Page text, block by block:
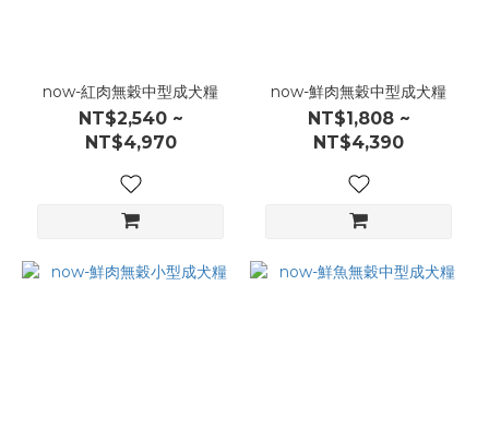
now-紅肉無穀中型成犬糧
NT$2,540 ~
NT$4,970
now-鮮肉無穀中型成犬糧
NT$1,808 ~
NT$4,390